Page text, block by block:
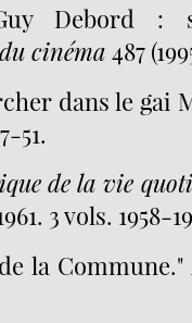
Debord :
cinéma487
dans le gai
51.
de la vie
3 vols. 1958-
la